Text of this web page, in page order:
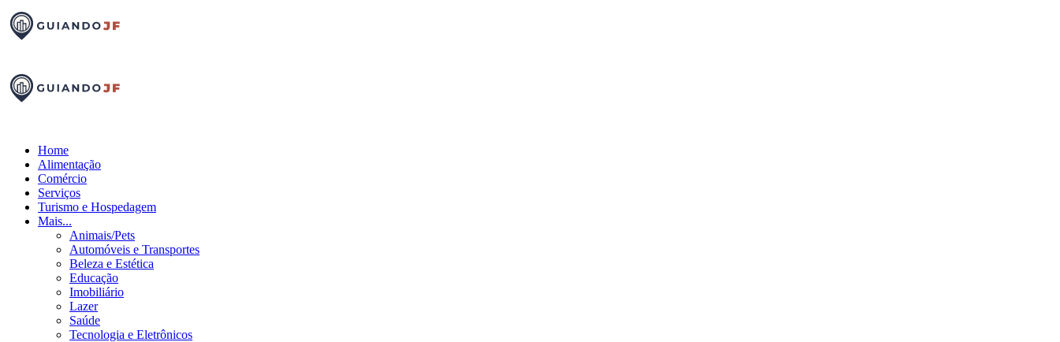
Home
Alimentação
Comércio
Serviços
Turismo e Hospedagem
Mais...
Animais/Pets
Automóveis e Transportes
Beleza e Estética
Educação
Imobiliário
Lazer
Saúde
Tecnologia e Eletrônicos